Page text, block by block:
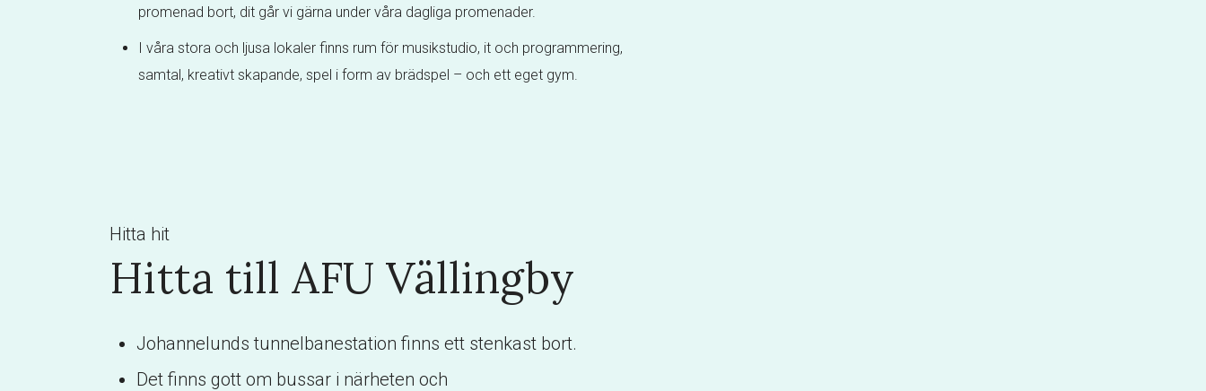
promenad bort, dit går vi gärna under våra dagliga promenader.
I våra stora och ljusa lokaler finns rum för musikstudio, it och programmering,
samtal, kreativt skapande, spel i form av brädspel – och ett eget gym.
Hitta hit
Hitta till AFU Vällingby
Johannelunds tunnelbanestation finns ett stenkast bort.
Det finns gott om bussar i närheten och